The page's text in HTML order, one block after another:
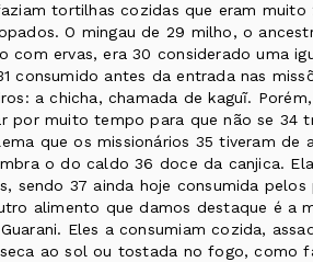
tortilhas cozidas que eram
O mingau de 29 milho, o
com ervas, era 30 considerado uma
consumido antes da entrada nas
a chicha, chamada de kaguĩ.
por muito tempo para que não se 34
que os missionários 35 tiveram
o do caldo 36 doce da canjica.
sendo 37 ainda hoje consumida
alimento que damos destaque é a
Eles a consumiam cozida,
ao sol ou tostada no fogo, como